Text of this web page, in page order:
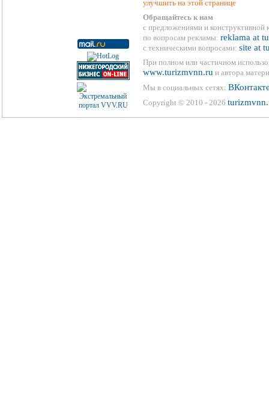
улучшить на этой странице
Обращайтесь к нам
с предложениями и конструктивной
по вопросам рекламы: reklama at
с техническими вопросами: site at
При полном или частичном
www.turizmvnn.ru и автора
Мы в социальных сетях:
Copyright © 2010 - 2026